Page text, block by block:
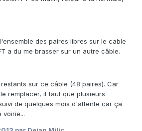
des paires libres sur le cable
a du me brasser sur un autre câble.
sur ce câble (48 paires). Car
remplacer, il faut que plusieurs
de quelques mois d'attente car ça
voirie...